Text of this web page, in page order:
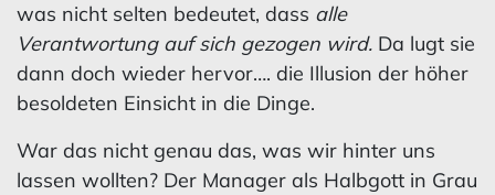
was nicht selten bedeutet, dass alle
Verantwortung auf sich gezogen wird. Da lugt sie
dann doch wieder hervor…. die Illusion der höher
besoldeten Einsicht in die Dinge.
War das nicht genau das, was wir hinter uns
lassen wollten? Der Manager als Halbgott in Grau